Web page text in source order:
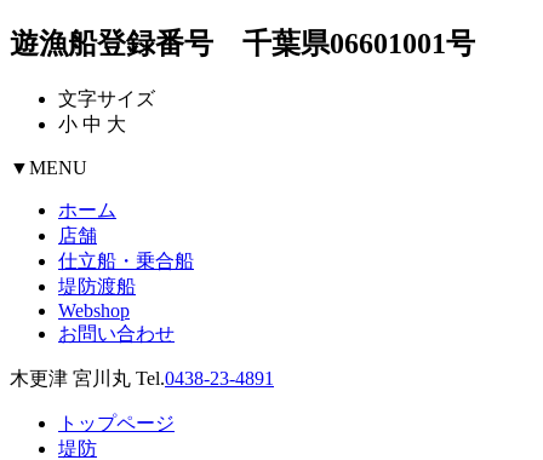
遊漁船登録番号 千葉県06601001号
文字サイズ
小 中 大
▼MENU
ホーム
店舗
仕立船・乗合船
堤防渡船
Webshop
お問い合わせ
木更津 宮川丸 Tel.0438-23-4891
トップページ
堤防